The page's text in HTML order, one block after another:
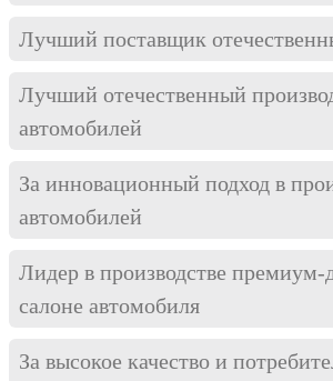
Лучший поставщик
Лучший отечественный
автомобилей
За инновационный подход в
автомобилей
Лидер в производстве
салоне автомобиля
За высокое качество и